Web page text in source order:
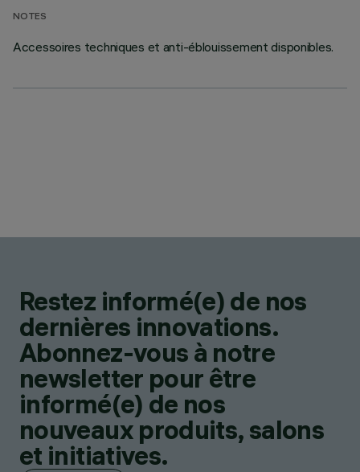
NOTES
Accessoires techniques et anti-éblouissement disponibles.
Restez informé(e) de nos
dernières innovations.
Abonnez-vous à notre
newsletter pour être
informé(e) de nos
nouveaux produits, salons
et initiatives.